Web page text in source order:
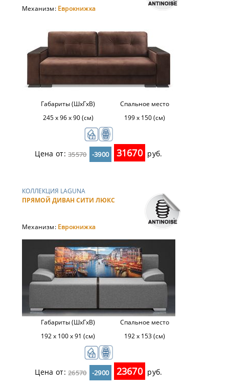
Механизм: Еврокнижка
Габариты (ШхГхВ)
245 х 96 х 90 (см)
Спальное место
199 х 150 (см)
Цена от:35570 -3900 31670 руб.
КОЛЛЕКЦИЯ LAGUNA
ПРЯМОЙ ДИВАН СИТИ ЛЮКС
Механизм: Еврокнижка
Габариты (ШхГхВ)
192 х 100 х 91 (см)
Спальное место
192 х 153 (см)
Цена от:26570 -2900 23670 руб.